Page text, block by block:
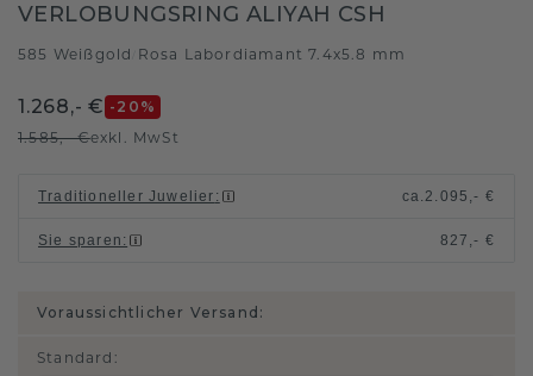
VERLOBUNGSRING ALIYAH CSH
585 Weißgold Rosa Labordiamant 7.4x5.8 mm
1.268,- € -20 %
1.585,- €exkl. MwSt
Traditioneller Juwelier : ca.2.095,- €
Sie sparen : 827,- €
Voraussichtlicher Versand:
Standard :